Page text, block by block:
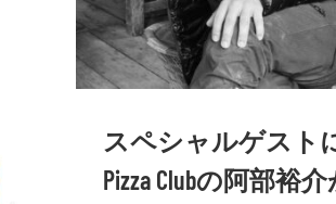
スペシャルゲスト
Pizza Clubの阿部裕